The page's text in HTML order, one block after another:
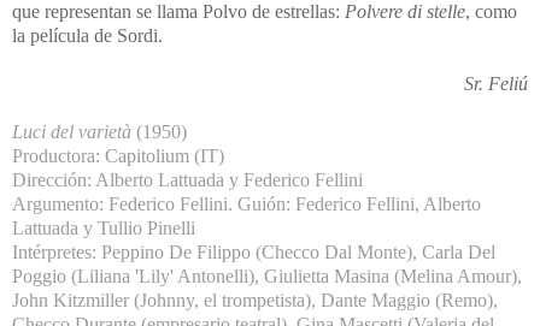
que representan se llama Polvo de estrellas: Polvere di stelle, como
la película de Sordi.
Sr. Feliú
Luci del varietà (1950)
Productora: Capitolium (IT)
Dirección: Alberto Lattuada y Federico Fellini
Argumento: Federico Fellini. Guión: Federico Fellini, Alberto
Lattuada y Tullio Pinelli
Intérpretes: Peppino De Filippo (Checco Dal Monte), Carla Del
Poggio (Liliana 'Lily' Antonelli), Giulietta Masina (Melina Amour),
John Kitzmiller (Johnny, el trompetista), Dante Maggio (Remo),